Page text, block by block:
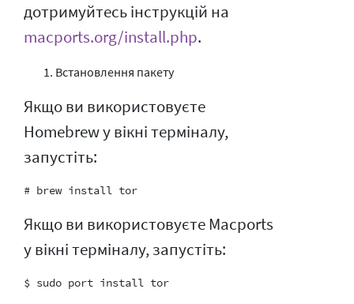
дотримуйтесь інструкцій на
macports.org/install.php.
Встановлення пакету
Якщо ви використовуєте
Homebrew у вікні терміналу,
запустіть:
Якщо ви використовуєте Macports
у вікні терміналу, запустіть: